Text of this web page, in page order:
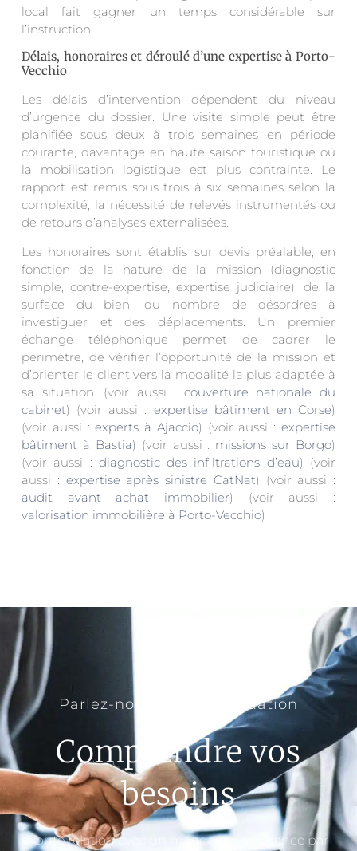
local fait gagner un temps considérable sur
l’instruction.
Délais, honoraires et déroulé d’une expertise à Porto-
Vecchio
Les délais d’intervention dépendent du niveau
d’urgence du dossier. Une visite simple peut être
planifiée sous deux à trois semaines en période
courante, davantage en haute saison touristique où
la mobilisation logistique est plus contrainte. Le
rapport est remis sous trois à six semaines selon la
complexité, la nécessité de relevés instrumentés ou
de retours d’analyses externalisées.
Les honoraires sont établis sur devis préalable, en
fonction de la nature de la mission (diagnostic
simple, contre-expertise, expertise judiciaire), de la
surface du bien, du nombre de désordres à
investiguer et des déplacements. Un premier
échange téléphonique permet de cadrer le
périmètre, de vérifier l’opportunité de la mission et
d’orienter le client vers la modalité la plus adaptée à
sa situation. (voir aussi : couverture nationale du
cabinet) (voir aussi : expertise bâtiment en Corse)
(voir aussi :experts à Ajaccio) (voir aussi :expertise
bâtiment à Bastia) (voir aussi : missions sur Borgo)
(voir aussi : diagnostic des infiltrations d’eau) (voir
aussi : expertise après sinistre CatNat) (voir aussi :
audit avant achat immobilier) (voir aussi :
valorisation immobilière à Porto-Vecchio)
Parlez-nous de votre situation
Comprendre vos
besoins
Toute relation avec un mandant commence par